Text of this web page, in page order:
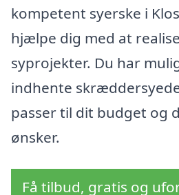
kompetent syerske i
hjælpe dig med at
syprojekter. Du har
indhente
passer til dit budget og
ønsker.
Få tilbud, gratis og